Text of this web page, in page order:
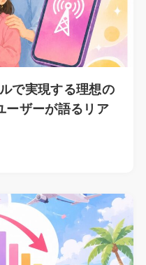
で実現する理想の
ーザーが語るリア